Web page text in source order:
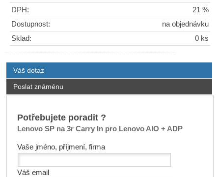
DPH:
21 %
Dostupnost:
na objednávku
Sklad:
0 ks
Váš dotaz
Poslat známénu
Potřebujete poradit ?
Lenovo SP na 3r Carry In pro Lenovo AIO + ADP
Vaše jméno, příjmení, firma
Váš email